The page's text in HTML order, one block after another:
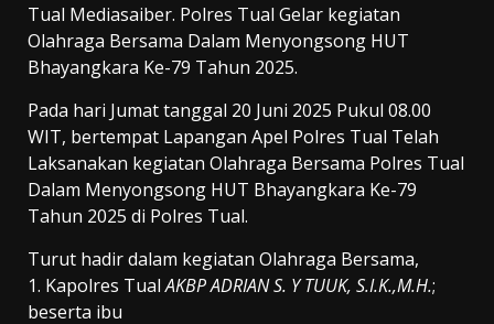
Tual Mediasaiber. Polres Tual Gelar kegiatan
Olahraga Bersama Dalam Menyongsong HUT
Bhayangkara Ke-79 Tahun 2025.
Pada hari Jumat tanggal 20 Juni 2025 Pukul 08.00
WIT, bertempat Lapangan Apel Polres Tual Telah
Laksanakan kegiatan Olahraga Bersama Polres Tual
Dalam Menyongsong HUT Bhayangkara Ke-79
Tahun 2025 di Polres Tual.
Turut hadir dalam kegiatan Olahraga Bersama,
1. Kapolres TualAKBP ADRIAN S. Y TUUK, S.I.K.,M.H.;
beserta ibu